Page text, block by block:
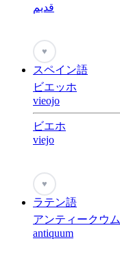
قديم
♥
スペイン語
ビエッホ
vieojo
ビエホ
viejo
♥
ラテン語
アンティークウム
antiquum